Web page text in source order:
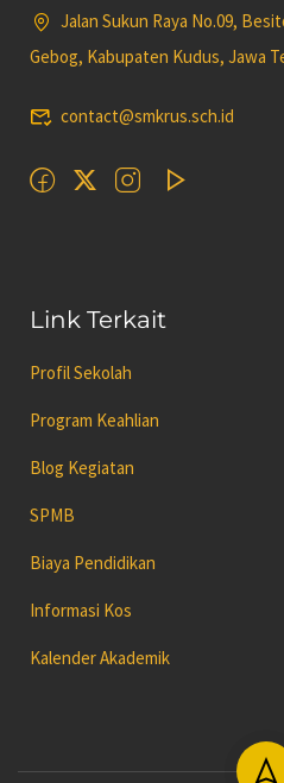
Jalan Sukun Raya No.09,
Gebog, Kabupaten Kudus, Jawa
contact@smkrus.sch.id
Link Terkait
Profil Sekolah
Program Keahlian
Blog Kegiatan
SPMB
Biaya Pendidikan
Informasi Kos
Kalender Akademik